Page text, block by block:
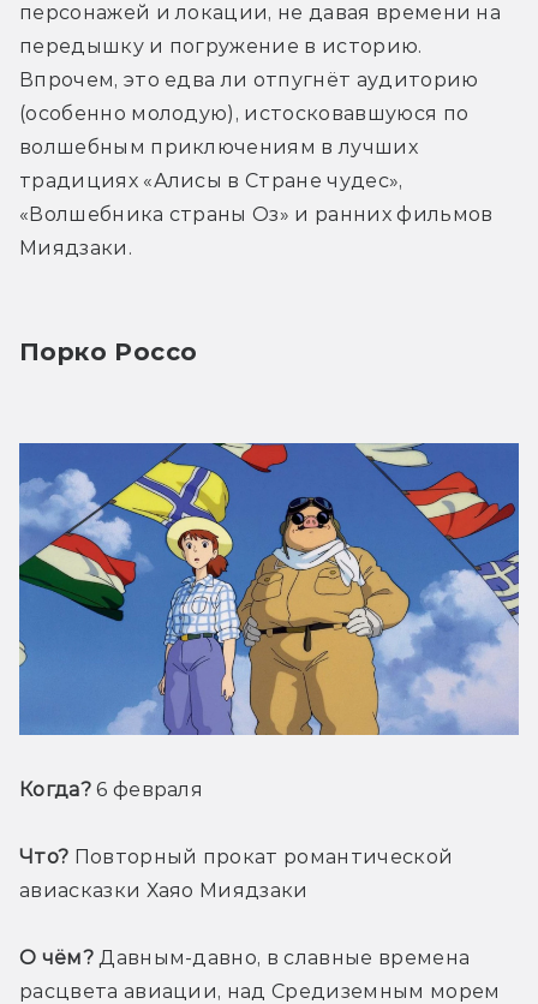
персонажей и локации, не давая времени на
передышку и погружение в историю.
Впрочем, это едва ли отпугнёт аудиторию
(особенно молодую), истосковавшуюся по
волшебным приключениям в лучших
традициях «Алисы в Стране чудес»,
«Волшебника страны Оз» и ранних фильмов
Миядзаки.
Порко Россо
Когда? 6 февраля
Что? Повторный прокат романтической
авиасказки Хаяо Миядзаки
О чём? Давным-давно, в славные времена
расцвета авиации, над Средиземным морем